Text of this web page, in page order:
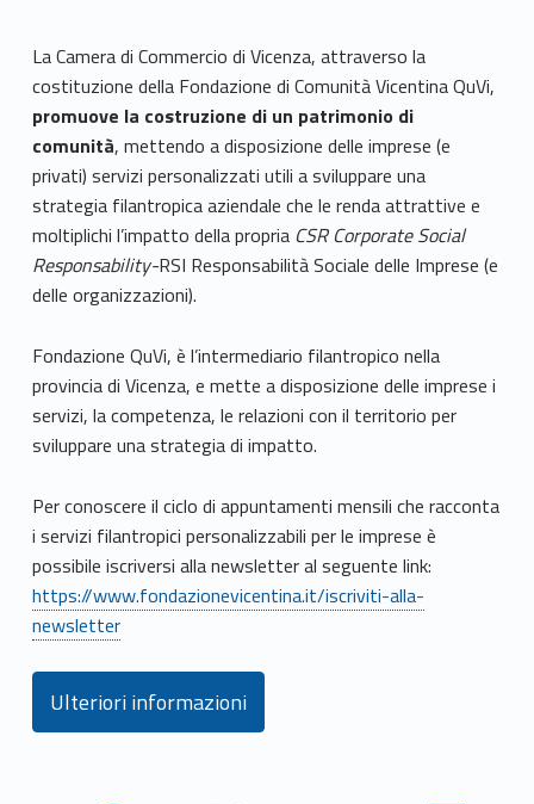
La Camera di Commercio di Vicenza, attraverso la
costituzione della Fondazione di Comunità Vicentina QuVi,
promuove la costruzione di un patrimonio di
comunità, mettendo a disposizione delle imprese (e
privati) servizi personalizzati utili a sviluppare una
strategia filantropica aziendale che le renda attrattive e
moltiplichi l’impatto della propria CSR Corporate Social
Responsability-RSI Responsabilità Sociale delle Imprese (e
delle organizzazioni).
Fondazione QuVi, è l’intermediario filantropico nella
provincia di Vicenza, e mette a disposizione delle imprese i
servizi, la competenza, le relazioni con il territorio per
sviluppare una strategia di impatto.
Per conoscere il ciclo di appuntamenti mensili che racconta
i servizi filantropici personalizzabili per le imprese è
possibile iscriversi alla newsletter al seguente link:
https://www.fondazionevicentina.it/iscriviti-alla-
newsletter
Ulteriori informazioni